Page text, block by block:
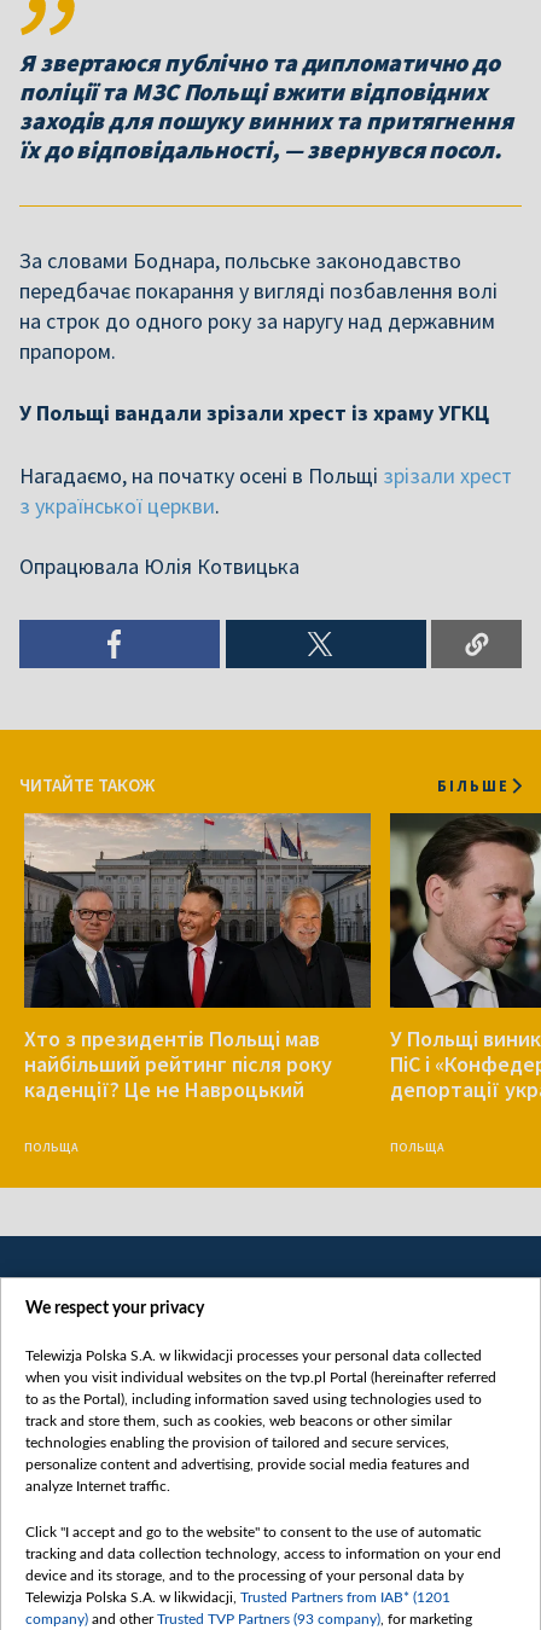
Я звертаюся публічно та дипломатично до
поліції та МЗС Польщі вжити відповідних
заходів для пошуку винних та притягнення
їх до відповідальності, — звернувся посол.
За словами Боднара, польське законодавство
передбачає покарання у вигляді позбавлення волі
на строк до одного року за наругу над державним
прапором.
У Польщі вандали зрізали хрест із храму УГКЦ
Нагадаємо, на початку осені в Польщі зрізали хрест
з української церкви.
Опрацювала Юлія Котвицька
ЧИТАЙТЕ ТАКОЖ БІЛЬШЕ
Хто з президентів Польщі мав
найбільший рейтинг після року
каденції? Це не Навроцький
ПОЛЬЩА
У Польщі
ПіС і
депортації
ПОЛЬЩА
Категорії
Новини
Докладно
Погляд
Цікаво
Slawa.tv
We respect your privacy
Telewizja Polska S.A. w likwidacji processes your personal data collected
when you visit individual websites on the tvp.pl Portal (hereinafter referred
to as the Portal), including information saved using technologies used to
track and store them, such as cookies, web beacons or other similar
technologies enabling the provision of tailored and secure services,
personalize content and advertising, provide social media features and
analyze Internet traffic.
Click "I accept and go to the website" to consent to the use of automatic
tracking and data collection technology, access to information on your end
device and its storage, and to the processing of your personal data by
Telewizja Polska S.A. w likwidacji, Trusted Partners from IAB* (1201
company) and otherTrusted TVP Partners (93 company) , for marketing